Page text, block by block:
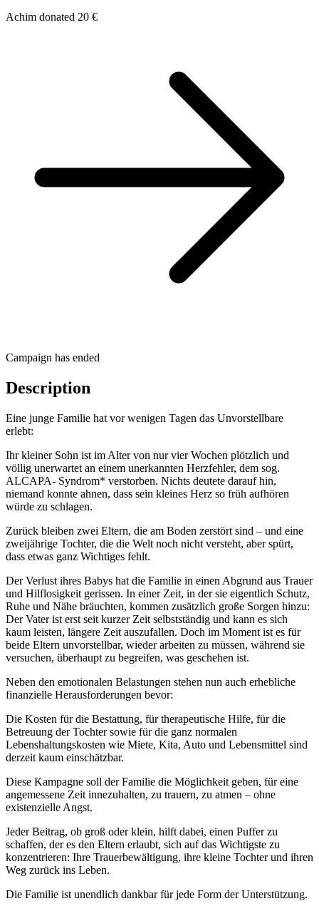
Achim donated 20 €
Campaign has ended
Description
Eine junge Familie hat vor wenigen Tagen das Unvorstellbare
erlebt:
Ihr kleiner Sohn ist im Alter von nur vier Wochen plötzlich und
völlig unerwartet an einem unerkannten Herzfehler, dem sog.
ALCAPA- Syndrom* verstorben. Nichts deutete darauf hin,
niemand konnte ahnen, dass sein kleines Herz so früh aufhören
würde zu schlagen.
Zurück bleiben zwei Eltern, die am Boden zerstört sind – und eine
zweijährige Tochter, die die Welt noch nicht versteht, aber spürt,
dass etwas ganz Wichtiges fehlt.
Der Verlust ihres Babys hat die Familie in einen Abgrund aus Trauer
und Hilflosigkeit gerissen. In einer Zeit, in der sie eigentlich Schutz,
Ruhe und Nähe bräuchten, kommen zusätzlich große Sorgen hinzu:
Der Vater ist erst seit kurzer Zeit selbstständig und kann es sich
kaum leisten, längere Zeit auszufallen. Doch im Moment ist es für
beide Eltern unvorstellbar, wieder arbeiten zu müssen, während sie
versuchen, überhaupt zu begreifen, was geschehen ist.
Neben den emotionalen Belastungen stehen nun auch erhebliche
finanzielle Herausforderungen bevor:
Die Kosten für die Bestattung, für therapeutische Hilfe, für die
Betreuung der Tochter sowie für die ganz normalen
Lebenshaltungskosten wie Miete, Kita, Auto und Lebensmittel sind
derzeit kaum einschätzbar.
Diese Kampagne soll der Familie die Möglichkeit geben, für eine
angemessene Zeit innezuhalten, zu trauern, zu atmen – ohne
existenzielle Angst.
Jeder Beitrag, ob groß oder klein, hilft dabei, einen Puffer zu
schaffen, der es den Eltern erlaubt, sich auf das Wichtigste zu
konzentrieren: Ihre Trauerbewältigung, ihre kleine Tochter und ihren
Weg zurück ins Leben.
Die Familie ist unendlich dankbar für jede Form der Unterstützung.